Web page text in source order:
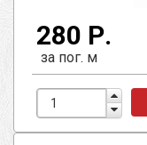
280 Р.
за пог. м